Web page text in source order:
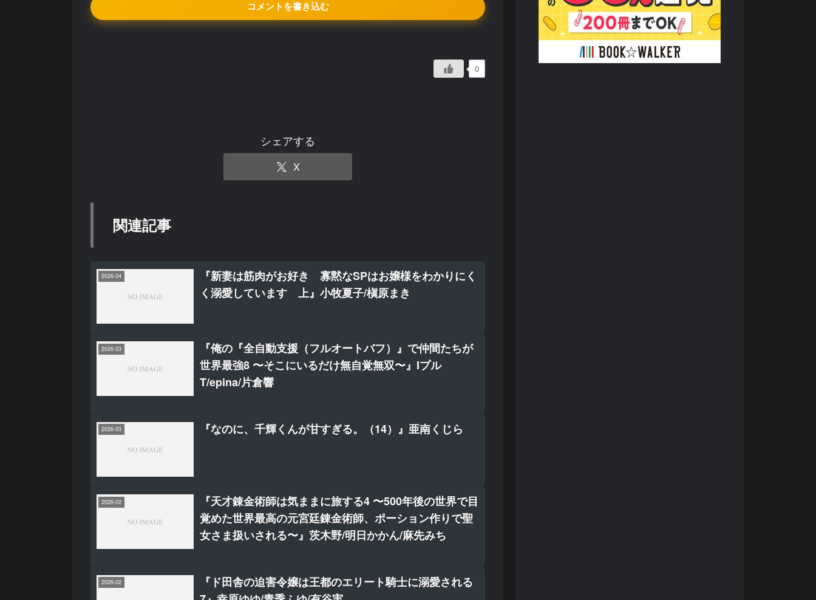
コメントを書き込む
0
シェアする
X
関連記事
2026-04
『新妻は筋肉がお好き 寡黙なSPはお嬢様をわかりにく
く溺愛しています 上』小牧夏子/槇原まき
2026-03
『俺の『全自動支援（フルオートバフ）』で仲間たちが
世界最強8 〜そこにいるだけ無自覚無双〜』Iプル
T/epina/片倉響
2026-03 『なのに、千輝くんが甘すぎる。（14）』亜南くじら
2026-02
『天才錬金術師は気ままに旅する4 〜500年後の世界で目
覚めた世界最高の元宮廷錬金術師、ポーション作りで聖
女さま扱いされる〜』茨木野/明日かかん/麻先みち
2026-02
『ド田舎の迫害令嬢は王都のエリート騎士に溺愛される